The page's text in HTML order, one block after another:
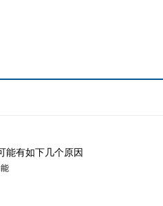
能有如下几个原因